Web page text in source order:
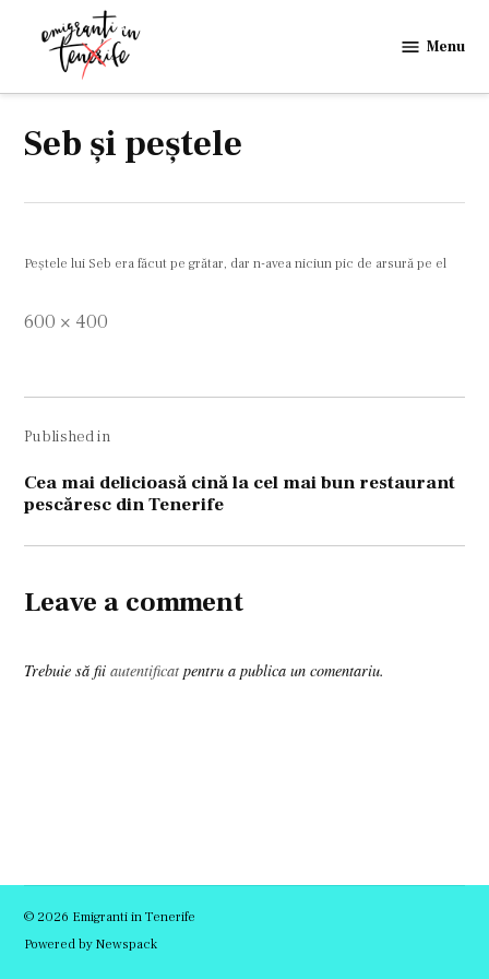
in
Menu
Seb şi peştele
Peştele lui Seb era făcut pe grătar, dar n-avea niciun pic de arsură pe el
Full
600 × 400
în
articole
Published in
Cea mai delicioasă cină la cel mai bun restaurant
pescăresc din Tenerife
Leave a comment
Trebuie să fiiautentificat pentru a publica un comentariu.
© 2026 Emigranti in Tenerife
Powered by Newspack